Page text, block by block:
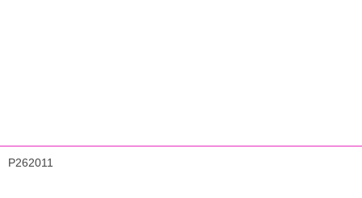
P262011